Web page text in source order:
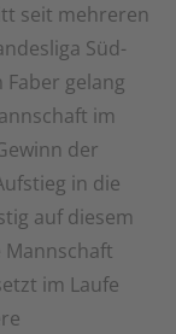
seit mehreren
Süd-
Faber gelang
im
der
in die
auf diesem
Mannschaft
im Laufe